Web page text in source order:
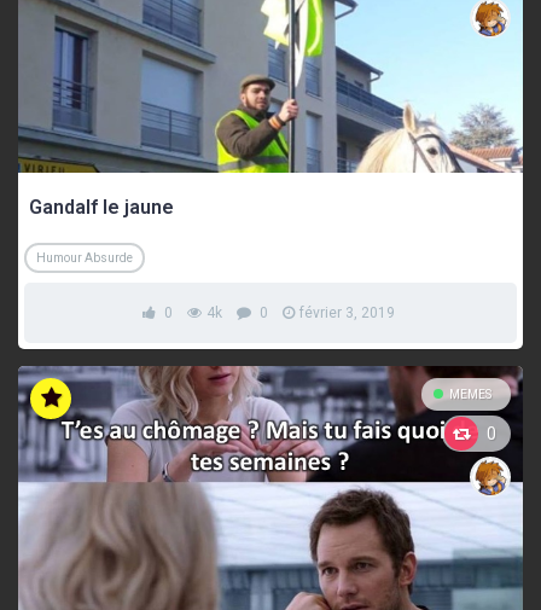
Gandalf le jaune
Humour Absurde
0 4k 0 février 3, 2019
MEMES
0